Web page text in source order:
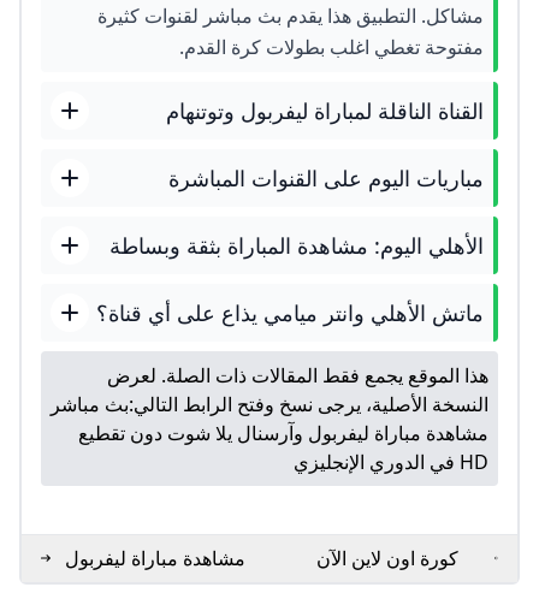
مشاكل. التطبيق هذا يقدم بث مباشر لقنوات كثيرة
مفتوحة تغطي اغلب بطولات كرة القدم.
القناة الناقلة لمباراة ليفربول وتوتنهام
مباريات اليوم على القنوات المباشرة
الأهلي اليوم: مشاهدة المباراة بثقة وبساطة
ماتش الأهلي وانتر ميامي يذاع على أي قناة؟
هذا الموقع يجمع فقط المقالات ذات الصلة. لعرض
النسخة الأصلية، يرجى نسخ وفتح الرابط التالي:بث مباشر
مشاهدة مباراة ليفربول وآرسنال يلا شوت دون تقطيع
HD في الدوري الإنجليزي
كورة اون لاين الآن
مشاهدة مباراة ليفربول
مشاهدة مباراة ليفربول
بث مباشر - الأسبوع